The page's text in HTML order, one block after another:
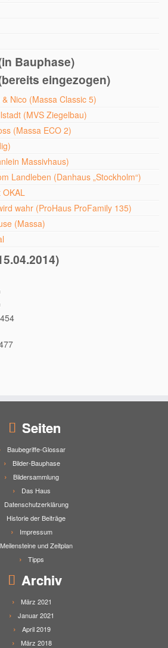
Bauphase)
eingezogen)
Nico (Massa Classic 5)
(MVS Ziegelbau)
(Massa ECO 2)
Massivhaus)
Landleben (Danhaus „Stockholm“)
OKAL
wahr (ProHaus ProFamily 135)
(Massa)
Seiten
Baubegriffe-Glossar
Bilder-Bauphase
Bildersammlung
Das Haus
Datenschutzerklärung
Historie der Beiträge
Impressum
Meilensteine und Zeitplan
Tipps
Archiv
März 2021
Januar 2021
April 2019
März 2018